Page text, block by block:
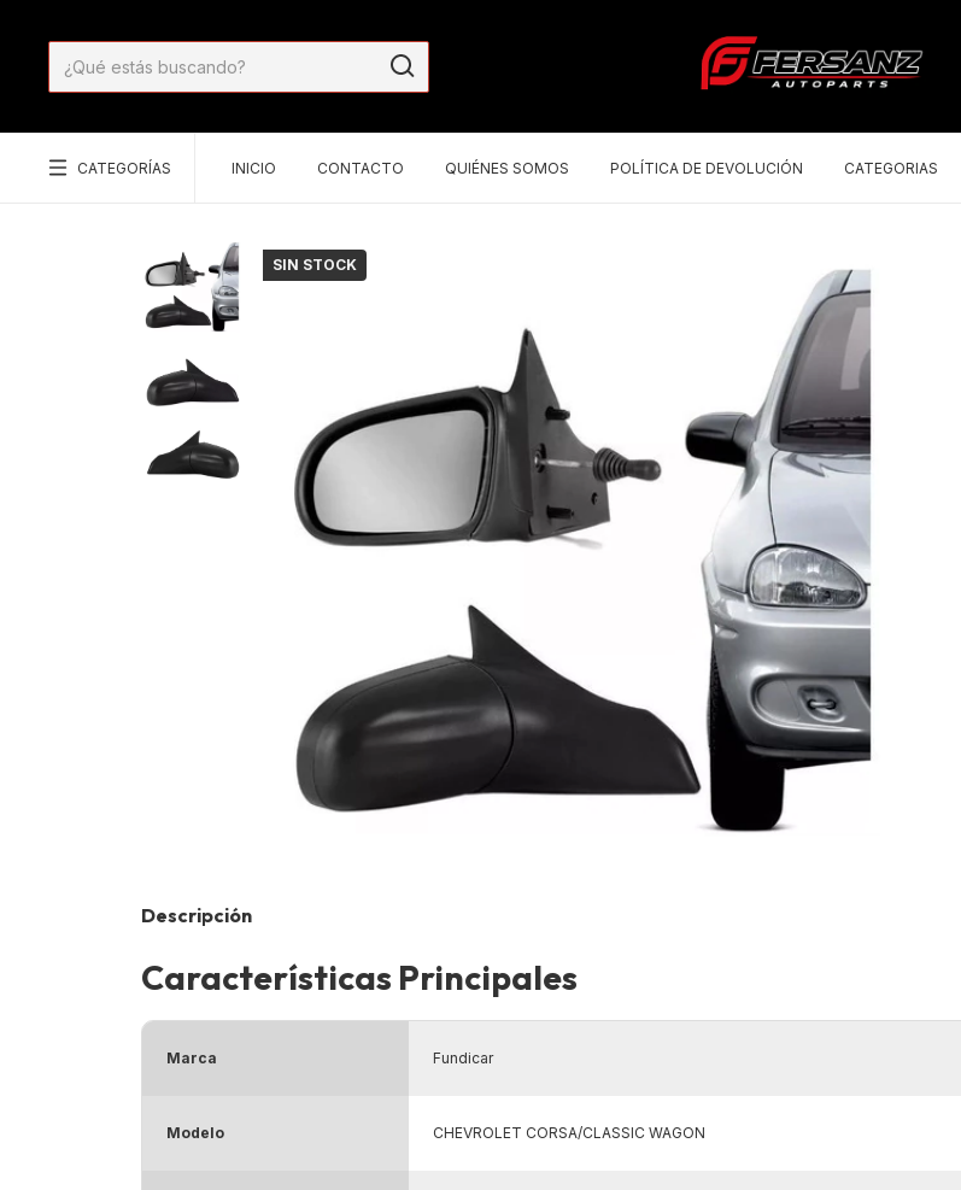
CATEGORÍAS INICIO CONTACTO QUIÉNES SOMOS POLÍTICA DE DEVOLUCIÓN CATEGORIAS
SIN STOCK
Descripción
Características Principales
Marca Fundicar
Modelo CHEVROLET CORSA/CLASSIC WAGON